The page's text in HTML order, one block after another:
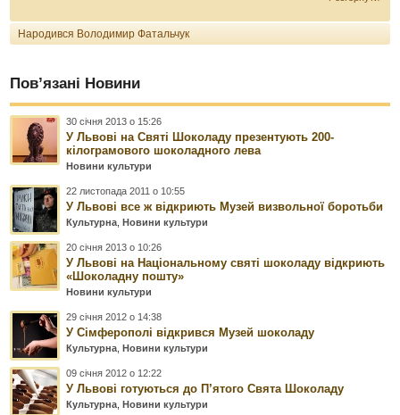
Народився Володимир Фатальчук
Пов’язані Новини
30 січня 2013 о 15:26
У Львові на Святі Шоколаду презентують 200-
кілограмового шоколадного лева
Новини культури
22 листопада 2011 о 10:55
У Львові все ж відкриють Музей визвольної боротьби
Культурна ,Новини культури
20 січня 2013 о 10:26
У Львові на Національному святі шоколаду відкриють
«Шоколадну пошту»
Новини культури
29 січня 2012 о 14:38
У Сімферополі відкрився Музей шоколаду
Культурна ,Новини культури
09 січня 2012 о 12:22
У Львові готуються до П’ятого Свята Шоколаду
Культурна ,Новини культури